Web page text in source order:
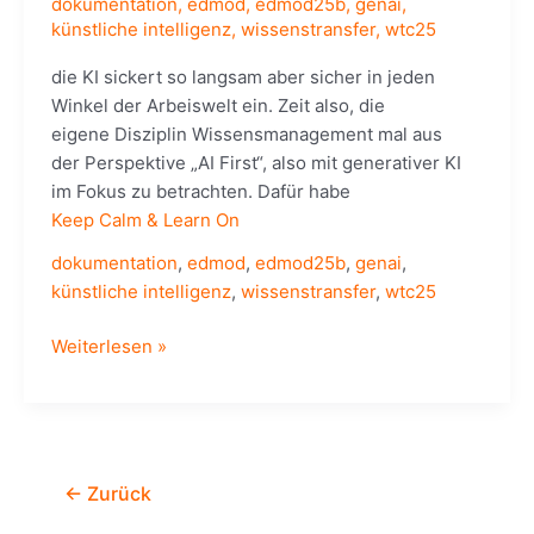
künstliche intelligenz, wissenstransfer, wtc25
die KI sickert so langsam aber sicher in jeden
Winkel der Arbeiswelt ein. Zeit also, die
eigene Disziplin Wissensmanagement mal aus
der Perspektive „AI First“, also mit generativer KI
im Fokus zu betrachten. Dafür habe
Keep Calm & Learn On
dokumentation, edmod, edmod25b, genai,
künstliche intelligenz, wissenstransfer, wtc25
KCLO:
Organisationen
Weiterlesen »
← Zurück